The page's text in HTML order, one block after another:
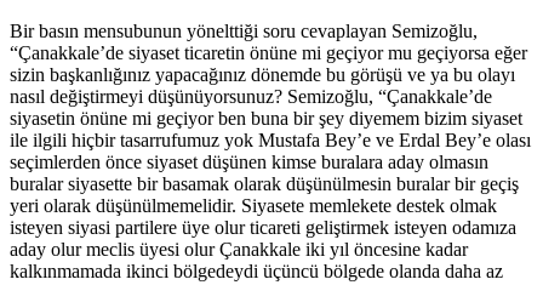
Bir basın mensubunun yönelttiği soru cevaplayan Semizoğlu,
“Çanakkale’de siyaset ticaretin önüne mi geçiyor mu geçiyorsa eğer
sizin başkanlığınız yapacağınız dönemde bu görüşü ve ya bu olayı
nasıl değiştirmeyi düşünüyorsunuz? Semizoğlu, “Çanakkale’de
siyasetin önüne mi geçiyor ben buna bir şey diyemem bizim siyaset
ile ilgili hiçbir tasarrufumuz yok Mustafa Bey’e ve Erdal Bey’e olası
seçimlerden önce siyaset düşünen kimse buralara aday olmasın
buralar siyasette bir basamak olarak düşünülmesin buralar bir geçiş
yeri olarak düşünülmemelidir. Siyasete memlekete destek olmak
isteyen siyasi partilere üye olur ticareti geliştirmek isteyen odamıza
aday olur meclis üyesi olur Çanakkale iki yıl öncesine kadar
kalkınmamada ikinci bölgedeydi üçüncü bölgede olanda daha az